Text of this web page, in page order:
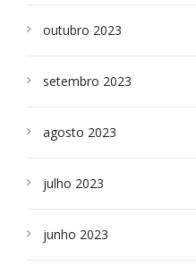
outubro 2023
setembro 2023
agosto 2023
julho 2023
junho 2023